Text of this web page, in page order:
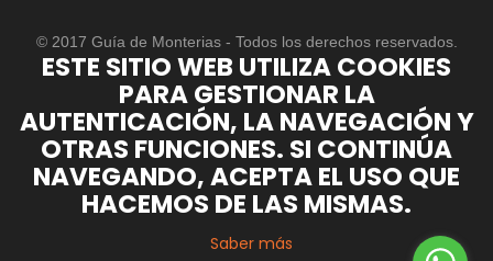
© 2017 Guía de Monterias - Todos los derechos reservados.
ESTE SITIO WEB UTILIZA COOKIES
PARA GESTIONAR LA
AUTENTICACIÓN, LA NAVEGACIÓN Y
OTRAS FUNCIONES. SI CONTINÚA
NAVEGANDO, ACEPTA EL USO QUE
HACEMOS DE LAS MISMAS.
Saber más